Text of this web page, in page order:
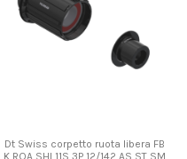
Dt Swiss corpetto ruota libera FB
K ROA SHI 11S 3P 12/142 AS ST SM